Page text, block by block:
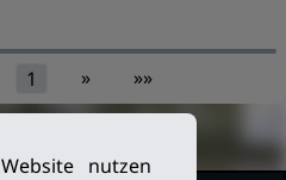
1 » »»
nutzen